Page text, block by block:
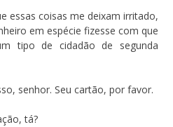
essas coisas me deixam irritado,
em espécie fizesse com que
tipo de cidadão de segunda
senhor. Seu cartão, por favor.
tá?